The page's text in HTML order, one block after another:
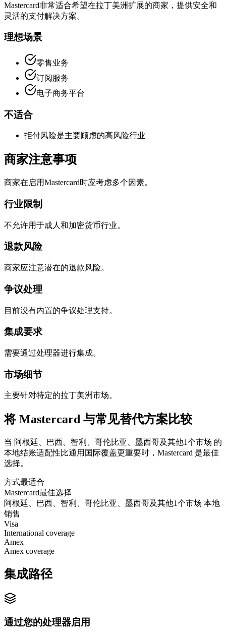
Mastercard非常适合希望在拉丁美洲扩展的商家，提供安全和
灵活的支付解决方案。
理想场景
零售业务
订阅服务
电子商务平台
不适合
拒付风险是主要顾虑的高风险行业
商家注意事项
商家在启用Mastercard时应考虑多个因素。
行业限制
不允许用于成人和加密货币行业。
退款风险
商家应注意潜在的退款风险。
争议处理
目前没有内置的争议处理支持。
集成要求
需要通过处理器进行集成。
市场细节
主要针对特定的拉丁美洲市场。
将 Mastercard 与常见替代方案比较
当 阿根廷、巴西、智利、哥伦比亚、墨西哥及其他1个市场 的
本地结账适配性比通用国际覆盖更重要时，Mastercard 是最佳
选择。
方式最适合
Mastercard最佳选择
阿根廷、巴西、智利、哥伦比亚、墨西哥及其他1个市场 本地
销售
Visa
International coverage
Amex
Amex coverage
集成路径
通过您的处理器启用